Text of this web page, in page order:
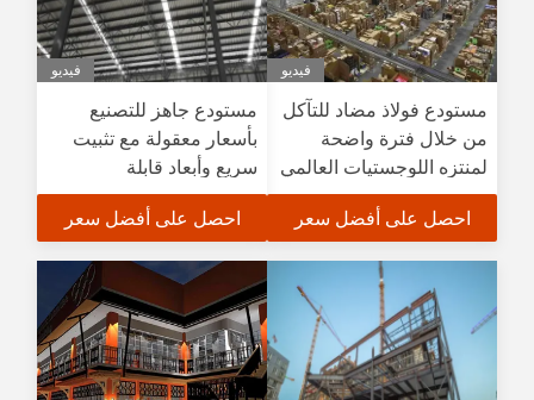
فيديو
مستودع فولاذ مضاد للتآكل
من خلال فترة واضحة
لمنتزه اللوجستيات العالمي
احصل على أفضل سعر
فيديو
مستودع جاهز للتصنيع
بأسعار معقولة مع تثبيت
سريع وأبعاد قابلة
للتخصيص للاستخدام
الصناعي
احصل على أفضل سعر